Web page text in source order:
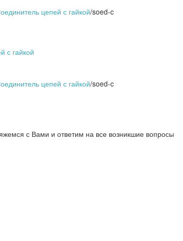
цепей с гайкой/soed-c
с гайкой
цепей с гайкой/soed-c
с Вами и ответим на все возникшие вопросы